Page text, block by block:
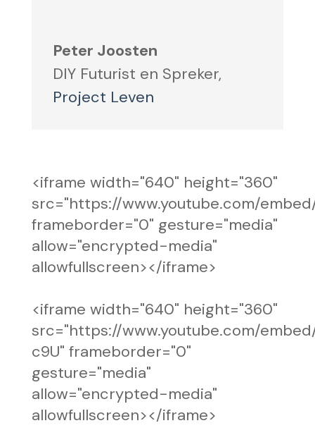
Peter Joosten
DIY Futurist en Spreker,
Project Leven
<iframe width="640" height="360"
src="https://www.youtube.com/embed/
frameborder="0" gesture="media"
allow="encrypted-media"
allowfullscreen></iframe>
<iframe width="640" height="360"
src="https://www.youtube.com/
c9U" frameborder="0"
gesture="media"
allow="encrypted-media"
allowfullscreen></iframe>